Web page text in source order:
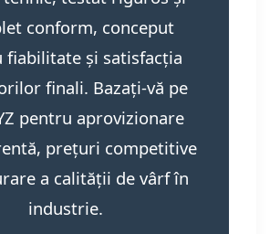
conform, conceput
fiabilitate și satisfacția
finali. Bazați-vă pe
pentru aprovizionare
prețuri competitive
a calității de vârf în
industrie.